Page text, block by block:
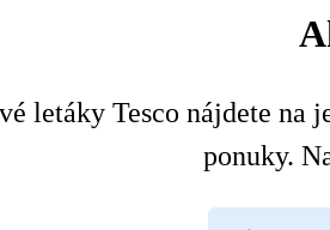
letáky Tesco nájdete na
ponuky.